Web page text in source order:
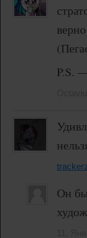
P.S.
Он